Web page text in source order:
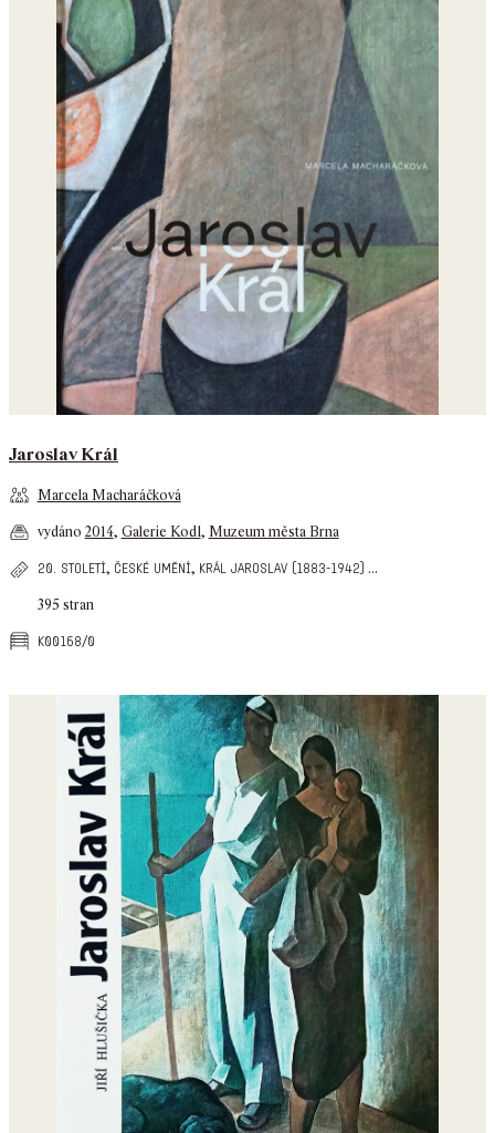
Jaroslav Král
Marcela Macharáčková
vydáno 2014, Galerie Kodl, Muzeum města Brna
20. století, české umění, král jaroslav (1883-1942) ...
395 stran
k00168/0